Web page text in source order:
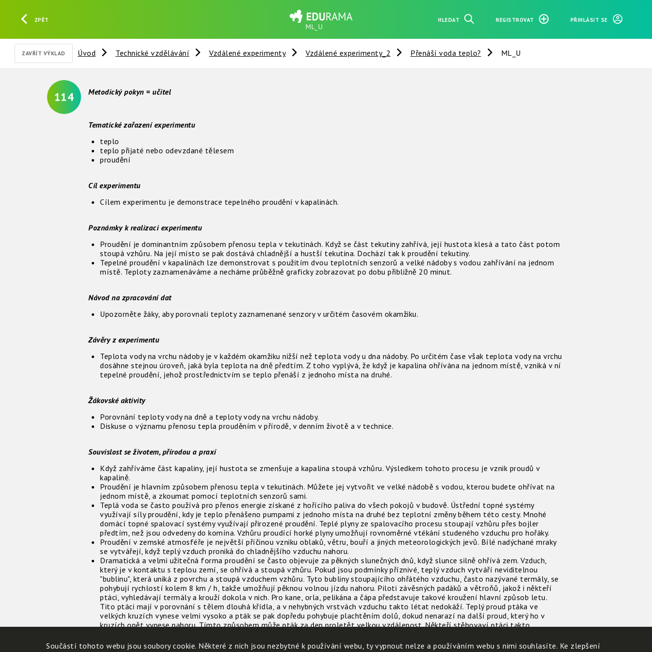
ZPĚT
ML_U
HLEDAT REGISTROVAT PŘIHLÁSIT SE
ZAVŘÍT VÝKLAD Úvod Technické vzdělávání Vzdálené experimenty Vzdálené experimenty_2 Přenáší voda teplo? ML_U
114 Metodický pokyn = učitel
Tematické zařazení experimentu
teplo
teplo přijaté nebo odevzdané tělesem
proudění
Cíl experimentu
Cílem experimentu je demonstrace tepelného proudění v kapalinách.
Poznámky k realizaci experimentu
Proudění je dominantním způsobem přenosu tepla v tekutinách. Když se část tekutiny zahřívá, její hustota klesá a tato část potom
stoupá vzhůru. Na její místo se pak dostává chladnější a hustší tekutina. Dochází tak k proudění tekutiny.
Tepelné proudění v kapalinách lze demonstrovat s použitím dvou teplotních senzorů a velké nádoby s vodou zahřívání na jednom
místě. Teploty zaznamenáváme a necháme průběžně graficky zobrazovat po dobu přibližně 20 minut.
Návod na zpracování dat
Upozorněte žáky, aby porovnali teploty zaznamenané senzory v určitém časovém okamžiku.
Závěry z experimentu
Teplota vody na vrchu nádoby je v každém okamžiku nižší než teplota vody u dna nádoby. Po určitém čase však teplota vody na vrchu
dosáhne stejnou úroveň, jaká byla teplota na dně předtím. Z toho vyplývá, že když je kapalina ohřívána na jednom místě, vzniká v ní
tepelné proudění, jehož prostřednictvím se teplo přenáší z jednoho místa na druhé.
Žákovské aktivity
Porovnání teploty vody na dně a teploty vody na vrchu nádoby.
Diskuse o významu přenosu tepla prouděním v přírodě, v denním životě a v technice.
Souvislost se životem, přírodou a praxí
Když zahříváme část kapaliny, její hustota se zmenšuje a kapalina stoupá vzhůru. Výsledkem tohoto procesu je vznik proudů v
kapalině.
Proudění je hlavním způsobem přenosu tepla v tekutinách. Můžete jej vytvořit ve velké nádobě s vodou, kterou budete ohřívat na
jednom místě, a zkoumat pomocí teplotních senzorů sami.
Teplá voda se často používá pro přenos energie získané z hořícího paliva do všech pokojů v budově. Ústřední topné systémy
využívají síly proudění, kdy je teplo přenášeno pumpami z jednoho místa na druhé bez teplotní změny během této cesty. Mnohé
domácí topné spalovací systémy využívají přirozené proudění. Teplé plyny ze spalovacího procesu stoupají vzhůru přes bojler
předtím, než jsou odvedeny do komína. Vzhůru proudící horké plyny umožňují rovnoměrné vtékání studeného vzduchu pro hořáky.
Proudění v zemské atmosféře je největší příčinou vzniku oblaků, větru, bouří a jiných meteorologických jevů. Bílé nadýchané mraky
se vytvářejí, když teplý vzduch proniká do chladnějšího vzduchu nahoru.
Dramatická a velmi užitečná forma proudění se často objevuje za pěkných slunečných dnů, když slunce silně ohřívá zem. Vzduch,
který je v kontaktu s teplou zemí, se ohřívá a stoupá vzhůru. Pokud jsou podmínky příznivé, teplý vzduch vytváří neviditelnou
"bublinu", která uniká z povrchu a stoupá vzduchem vzhůru. Tyto bubliny stoupajícího ohřátého vzduchu, často nazývané termály, se
pohybují rychlostí kolem 8 km / h, takže umožňují pěknou volnou jízdu nahoru. Piloti závěsných padáků a větroňů, jakož i někteří
ptáci, vyhledávají termály a krouží dokola v nich. Pro kane, orla, pelikána a čápa představuje takové kroužení hlavní způsob letu.
Tito ptáci mají v porovnání s tělem dlouhá křídla, a v nehybných vrstvách vzduchu takto létat nedokáží. Teplý proud ptáka ve
velkých kruzích vynese velmi vysoko a pták se pak dopředu pohybuje plachtěním dolů, dokud nenarazí na další proud, který ho v
kruzích opět vynese nahoru. Tímto způsobem může pták za den proletět velkou vzdálenost. Někteří stěhovaví ptáci takto
výjimky se proto plachtící ptáci vyhýbají přeletem přes moře a nelétají ani v noci.
Součástí tohoto webu jsou soubory cookie. Některé z nich jsou nezbytné k používání webu, ty vypnout nelze a používáním webu s nimi souhlasíte. Ke zlepšení